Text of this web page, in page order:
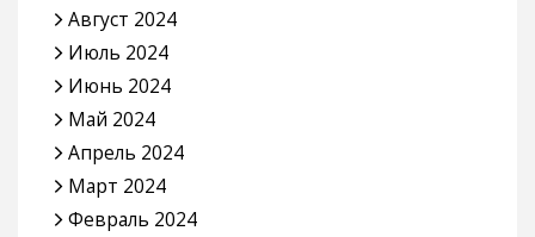
Август 2024
Июль 2024
Июнь 2024
Май 2024
Апрель 2024
Март 2024
Февраль 2024